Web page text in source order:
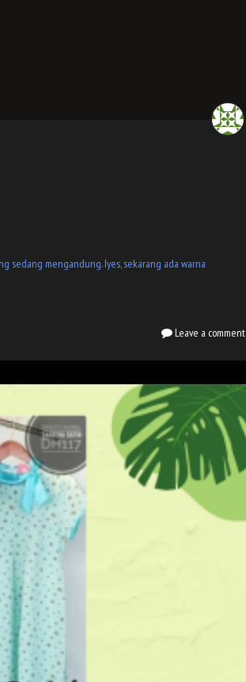
sedang mengandung. Iyes, sekarang ada warna
Leave a comment